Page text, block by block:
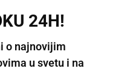
24H!
o najnovijim
u svetu i na